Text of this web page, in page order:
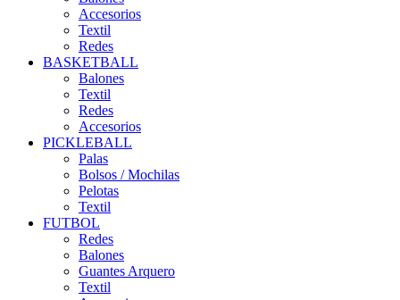
Accesorios
Textil
Redes
BASKETBALL
Balones
Textil
Redes
Accesorios
PICKLEBALL
Palas
Bolsos / Mochilas
Pelotas
Textil
FUTBOL
Redes
Balones
Guantes Arquero
Textil